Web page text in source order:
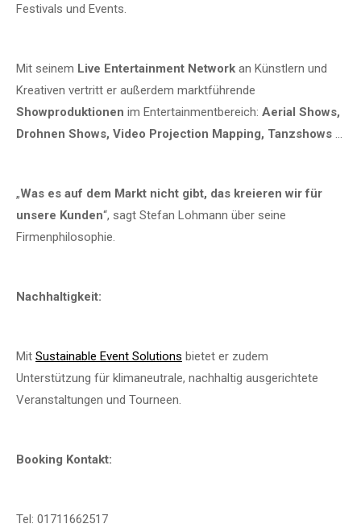
Festivals und Events.
Mit seinem Live Entertainment Network an Künstlern und
Kreativen vertritt er außerdem marktführende
Showproduktionen im Entertainmentbereich: Aerial Shows,
Drohnen Shows, Video Projection Mapping, Tanzshows …
„Was es auf dem Markt nicht gibt, das kreieren wir für
unsere Kunden“, sagt Stefan Lohmann über seine
Firmenphilosophie.
Nachhaltigkeit:
Mit Sustainable Event Solutions bietet er zudem
Unterstützung für klimaneutrale, nachhaltig ausgerichtete
Veranstaltungen und Tourneen.
Booking Kontakt:
Tel: 01711662517